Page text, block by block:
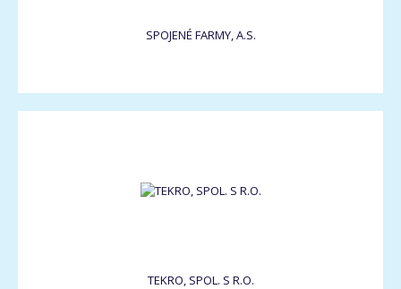
SPOJENÉ FARMY, A.S.
TEKRO, SPOL. S R.O.